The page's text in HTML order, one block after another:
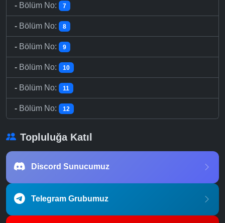
- Bölüm No: 7
- Bölüm No: 8
- Bölüm No: 9
- Bölüm No: 10
- Bölüm No: 11
- Bölüm No: 12
Topluluğa Katıl
Discord Sunucumuz
Telegram Grubumuz